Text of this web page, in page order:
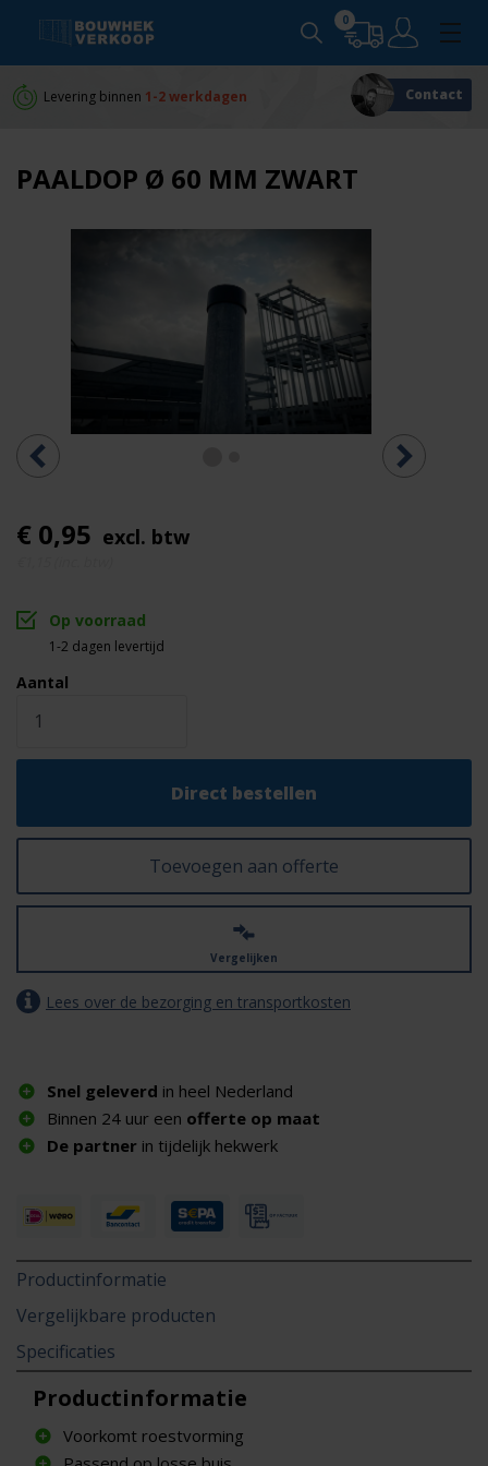
0
Levering binnen 1-2 werkdagen Persoonlijkadvies
Contact
PAALDOP Ø 60 MM ZWART
€ 0,95 excl. btw
Op voorraad
1-2 dagen levertijd
Aantal
Direct bestellen
Toevoegen aan offerte
Vergelijken
Lees over de bezorging en transportkosten
Snel geleverd in heel Nederland
Binnen 24 uur een offerte op maat
De partner in tijdelijk hekwerk
Productinformatie
Vergelijkbare producten
Specificaties
Productinformatie
Voorkomt roestvorming